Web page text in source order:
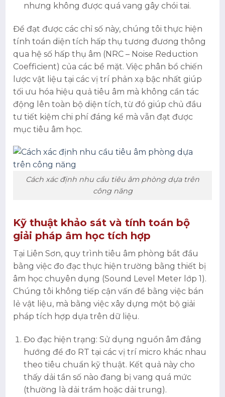
nhưng không được quá vang gây chói tai.
Để đạt được các chỉ số này, chúng tôi thực hiện
tính toán diện tích hấp thụ tương đương thông
qua hệ số hấp thụ âm (NRC – Noise Reduction
Coefficient) của các bề mặt. Việc phân bổ chiến
lược vật liệu tại các vị trí phản xạ bậc nhất giúp
tối ưu hóa hiệu quả tiêu âm mà không cần tác
động lên toàn bộ diện tích, từ đó giúp chủ đầu
tư tiết kiệm chi phí đáng kể mà vẫn đạt được
mục tiêu âm học.
Cách xác định nhu cầu tiêu âm phòng dựa trên
công năng
Kỹ thuật khảo sát và tính toán bộ
giải pháp âm học tích hợp
Tại Liên Sơn, quy trình tiêu âm phòng bắt đầu
bằng việc đo đạc thực hiện trường bằng thiết bị
âm học chuyên dụng (Sound Level Meter lớp 1).
Chúng tôi không tiếp cận vấn đề bằng việc bán
lẻ vật liệu, mà bằng việc xây dựng một bộ giải
pháp tích hợp dựa trên dữ liệu.
Đo đạc hiện trạng: Sử dụng nguồn âm đẳng
hướng để đo RT tại các vị trí micro khác nhau
theo tiêu chuẩn kỹ thuật. Kết quả này cho
thấy dải tần số nào đang bị vang quá mức
(thường là dải trầm hoặc dải trung).